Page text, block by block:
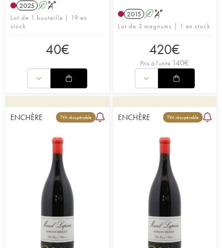
2025 A S
Lot de 1 bouteille | 19 en
stock
40€
2015 A S
Lot de 3 magnums | 1 en stock
420€
Prix à l'unité 140€
ENCHÈRE TVA récupérable ENCHÈRE TVA récupérable